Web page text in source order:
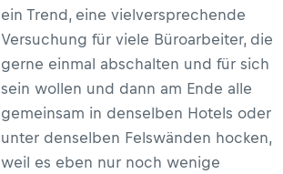
ein Trend, eine vielversprechende
Versuchung für viele Büroarbeiter, die
gerne einmal abschalten und für sich
sein wollen und dann am Ende alle
gemeinsam in denselben Hotels oder
unter denselben Felswänden hocken,
weil es eben nur noch wenige